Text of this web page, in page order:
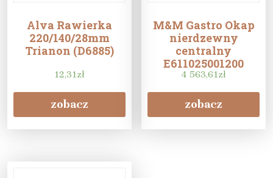
Alva Rawierka
220/140/28mm
Trianon (D6885)
12,31zł
zobacz
M&M Gastro Okap
nierdzewny
centralny
E611025001200
4 563,61zł
zobacz